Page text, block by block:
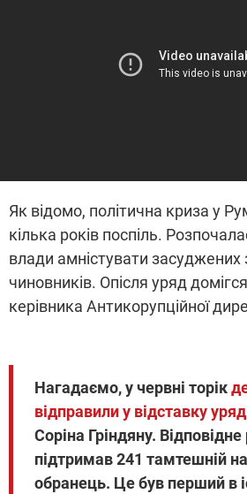
Як відомо, політична криза у
кілька років поспіль.
влади амністувати засуджених
чиновників. Опісля уряд
керівника Антикорупційної
Нагадаємо, у червні торік
відправили у відставку уряд
Соріна Гріндяну.
підтримав 241 тамтешній
обранець. Це був перший в